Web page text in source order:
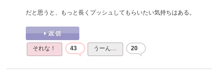
だと思うと、もっと長くプッシュしてもらいたい気持ちはある。
それな！ 43 うーん… 20